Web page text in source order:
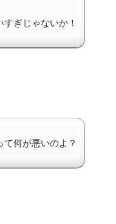
ぎじゃないか！
て何が悪いのよ？